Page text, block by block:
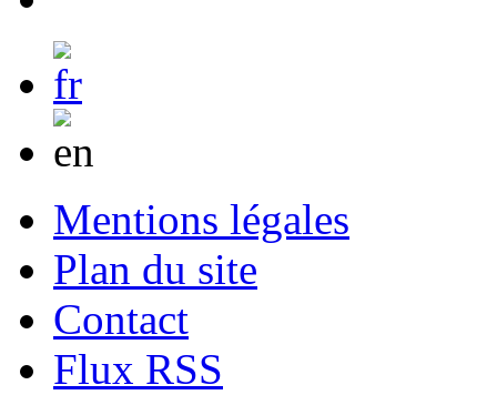
Mentions légales
Plan du site
Contact
Flux RSS